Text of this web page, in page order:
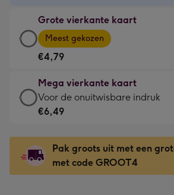
€3,49
-
Voor
kleine
gelukwens
-
130
x
130
mm
Grote vierkante kaart
Grote
vierkante
kaart
-
€4,79
-
Meest
-
Dimensions:
167
Meest gekozen
€4,79
Mega vierkante kaart
Mega
vierkante
-
€6,49
-
Voor de onuitwisbare indruk
€6,49
Pak groots uit met een
met code GROOT4